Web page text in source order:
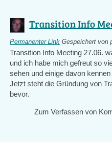
Transition Info
Permanenter Link Gespeichert von
Transition Info Meeting 27.06.
und ich habe mich gefreut so
sehen und einige davon
Jetzt steht die Gründung von
bevor.
Zum Verfassen von